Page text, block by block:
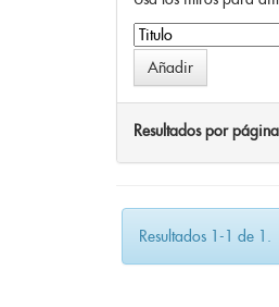
Resultados por página
Resultados 1-1 de 1.